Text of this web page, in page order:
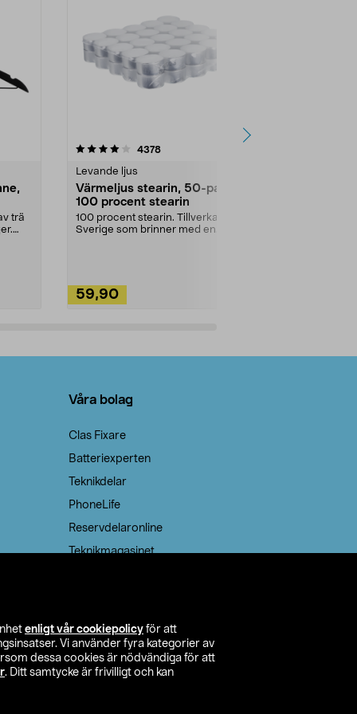
enligt vår cookiepolicy för att
Vi använder fyra kategorier av
dessa cookies är nödvändiga för att
. Ditt samtycke är frivilligt och kan
trä
4378recensioner
Levande ljus
Värmeljus stearin, 50-pack,
100 procent stearin
100 procent stearin. Tillverkade i
Sverige som brinner med en
59,90
4.5av 5 stjärnor
Våra bolag
Clas Fixare
Batteriexperten
Teknikdelar
PhoneLife
Reservdelaronline
Teknikmagasinet